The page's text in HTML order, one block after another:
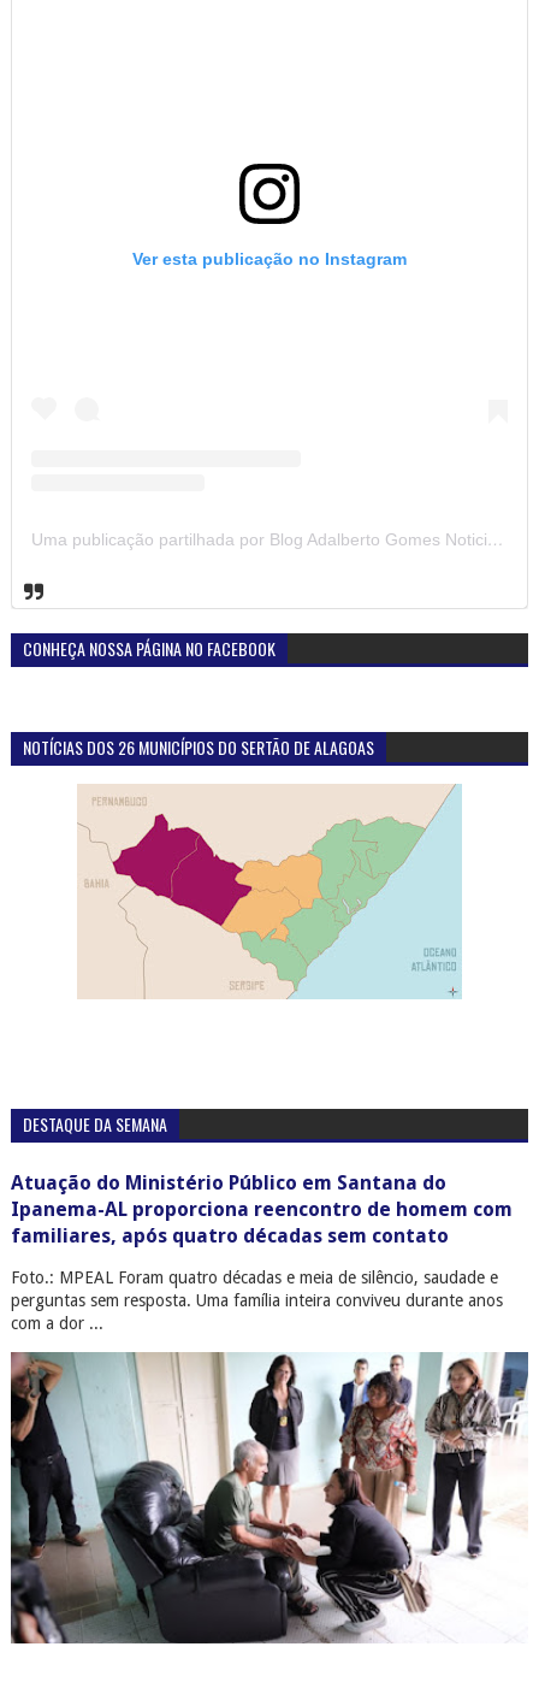
Ver esta publicação no Instagram
Uma publicação partilhada por Blog Adalberto Gomes Noticias (@blogadalbertogomesnoticiass)
CONHEÇA NOSSA PÁGINA NO FACEBOOK
NOTÍCIAS DOS 26 MUNICÍPIOS DO SERTÃO DE ALAGOAS
DESTAQUE DA SEMANA
Atuação do Ministério Público em Santana do
Ipanema-AL proporciona reencontro de homem com
familiares, após quatro décadas sem contato
Foto.: MPEAL Foram quatro décadas e meia de silêncio, saudade e
perguntas sem resposta. Uma família inteira conviveu durante anos
com a dor ...